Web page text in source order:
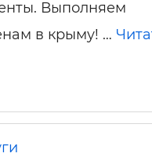
Кирпич, цемент,
Работа в
Выполняем
в крыму! …